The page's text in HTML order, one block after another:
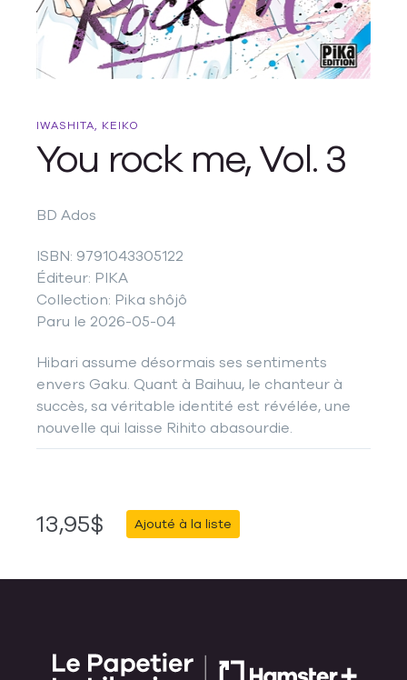
IWASHITA, KEIKO
You rock me, Vol. 3
BD Ados
ISBN: 9791043305122
Éditeur: PIKA
Collection: Pika shôjô
Paru le 2026-05-04
Hibari assume désormais ses sentiments
envers Gaku. Quant à Baihuu, le chanteur à
succès, sa véritable identité est révélée, une
nouvelle qui laisse Rihito abasourdie.
13,95$ Ajouté à la liste